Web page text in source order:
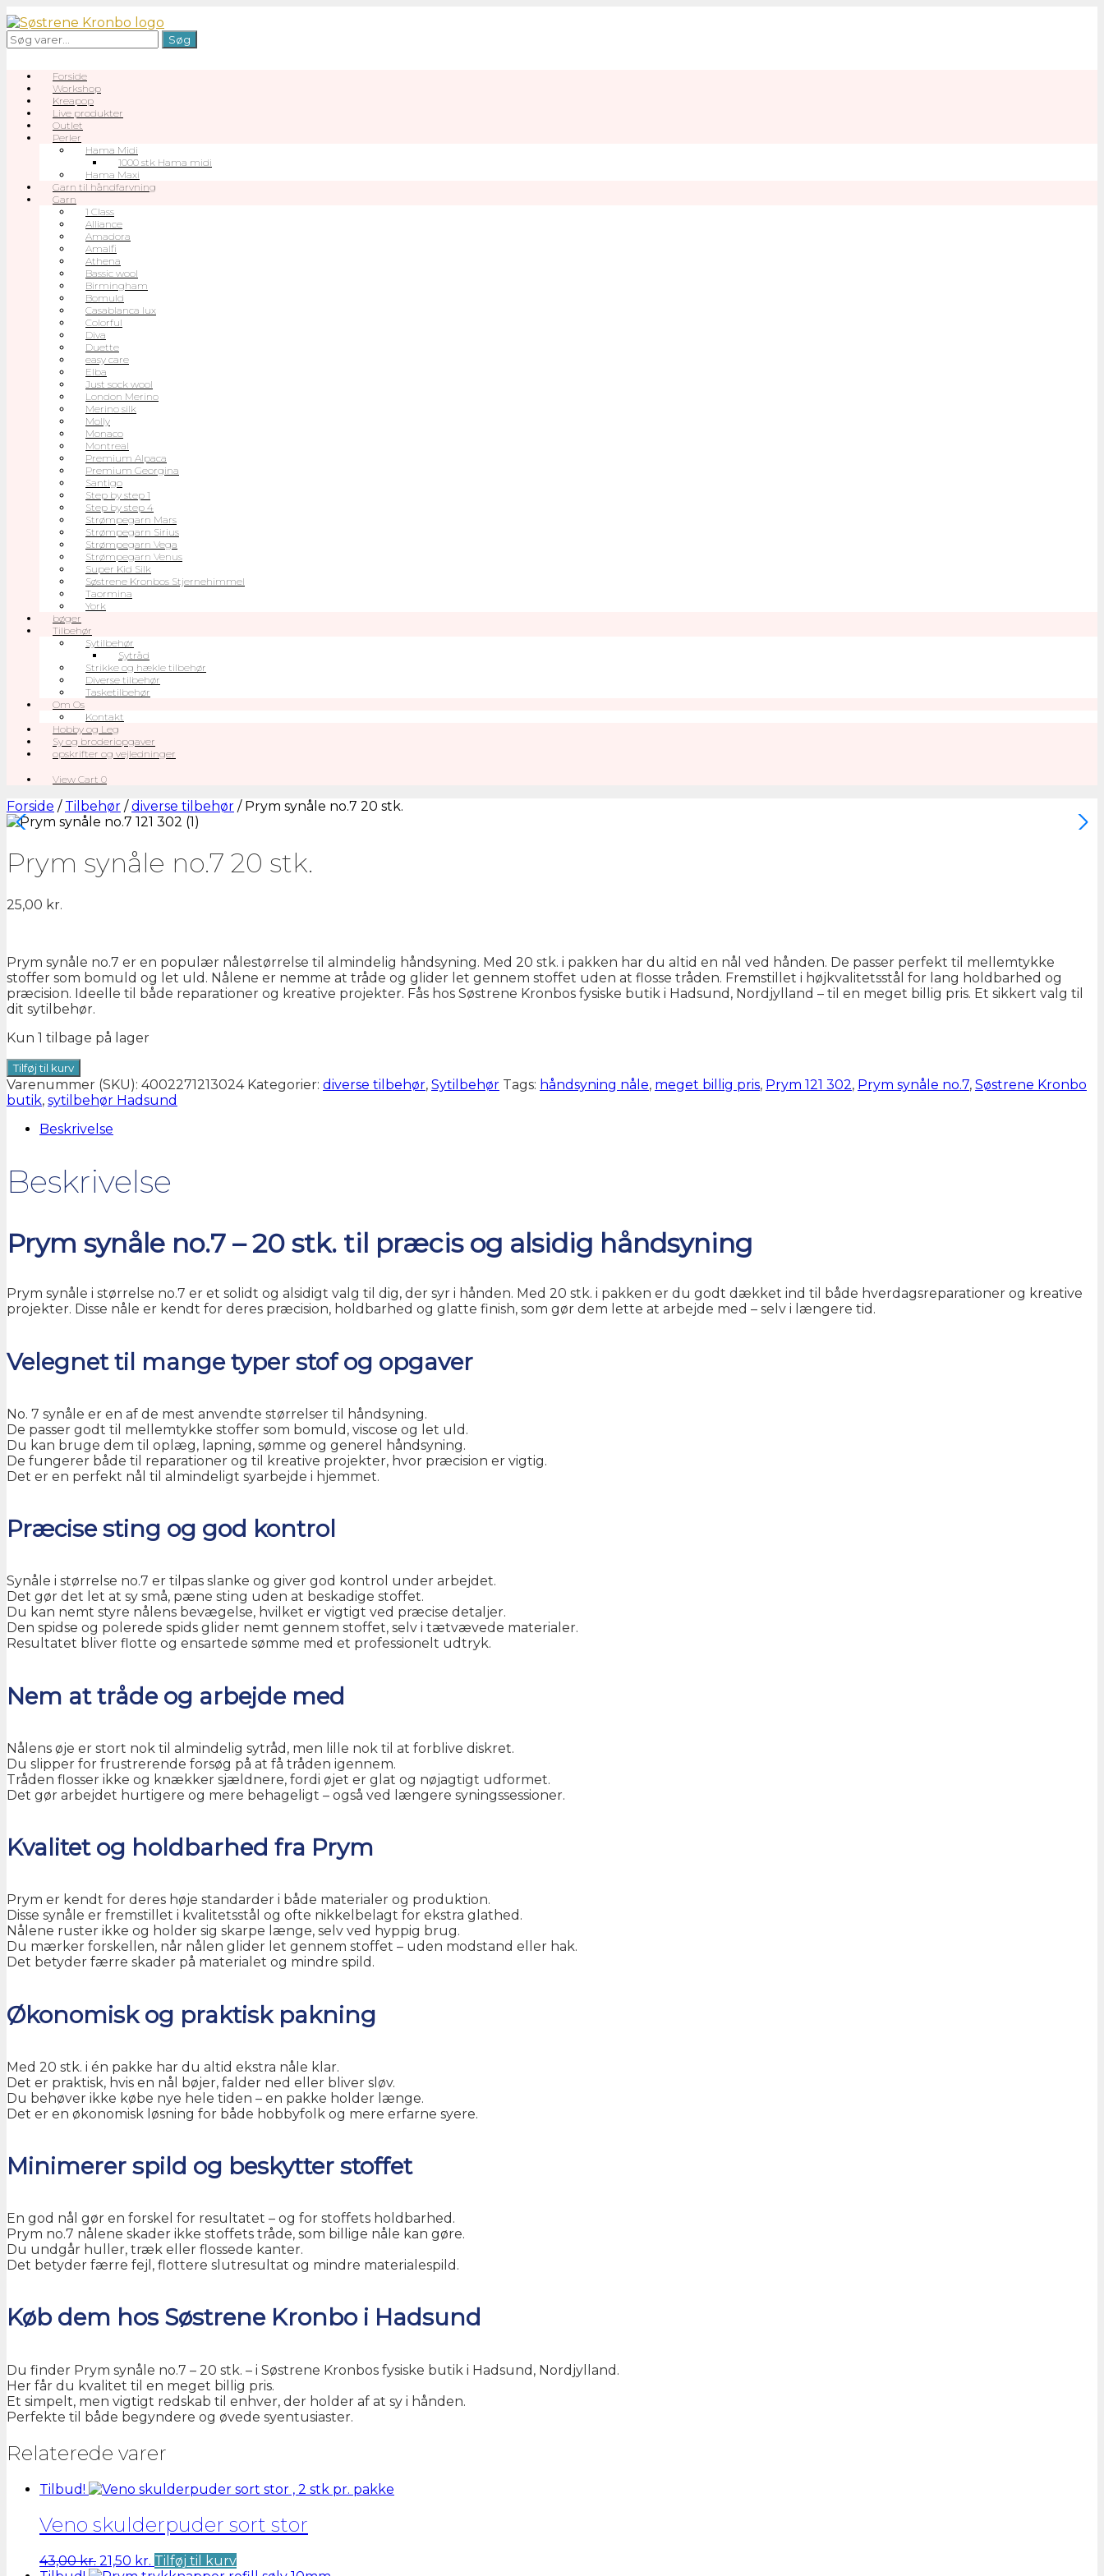
Gå
til
indhold
Søg
efter:
Søg
Forside
Workshop
Kreapop
Live produkter
Outlet
Perler
Hama Midi
1000 stk Hama midi
Hama Maxi
Garn til håndfarvning
Garn
1 Class
Alliance
Amadora
Amalfi
Athena
Bassic wool
Birmingham
Bomuld
Casablanca lux
Colorful
Diva
Duette
easy care
Elba
Just sock wool
London Merino
Merino silk
Molly
Monaco
Montreal
Premium Alpaca
Premium Georgina
Santigo
Step by step 1
Step by step 4
Strømpegarn Mars
Strømpegarn Sirius
Strømpegarn Vega
Strømpegarn Venus
Super Kid Silk
Søstrene Kronbos Stjernehimmel
Taormina
York
bøger
Tilbehør
Sytilbehør
Sytråd
Strikke og hækle tilbehør
Diverse tilbehør
Tasketilbehør
Om Os
Kontakt
Hobby og Leg
Sy og broderiopgaver
opskrifter og vejledninger
View
cart
View Cart 0
Forside / Tilbehør /diverse tilbehør / Prym synåle no.7 20 stk.
Prym synåle no.7 20 stk.
25,00 kr.
Prym synåle no.7 er en populær nålestørrelse til almindelig håndsyning. Med 20 stk. i pakken har du altid en nål ved hånden. De passer perfekt til mellemtykke
stoffer som bomuld og let uld. Nålene er nemme at tråde og glider let gennem stoffet uden at flosse tråden. Fremstillet i højkvalitetsstål for lang holdbarhed og
præcision. Ideelle til både reparationer og kreative projekter. Fås hos Søstrene Kronbos fysiske butik i Hadsund, Nordjylland – til en meget billig pris. Et sikkert valg til
dit sytilbehør.
Kun 1 tilbage på lager
Prym
synåle
no.7
stk.
Tilføj til kurv
Varenummer (SKU): 4002271213024 Kategorier: diverse tilbehør, Sytilbehør Tags: håndsyning nåle, meget billig pris, Prym 121 302, Prym synåle no.7, Søstrene Kronbo
butik, sytilbehør Hadsund
Beskrivelse
Beskrivelse
Prym synåle no.7 – 20 stk. til præcis og alsidig håndsyning
Prym synåle i størrelse no.7 er et solidt og alsidigt valg til dig, der syr i hånden. Med 20 stk. i pakken er du godt dækket ind til både hverdagsreparationer og kreative
projekter. Disse nåle er kendt for deres præcision, holdbarhed og glatte finish, som gør dem lette at arbejde med – selv i længere tid.
Velegnet til mange typer stof og opgaver
No. 7 synåle er en af de mest anvendte størrelser til håndsyning.
De passer godt til mellemtykke stoffer som bomuld, viscose og let uld.
Du kan bruge dem til oplæg, lapning, sømme og generel håndsyning.
De fungerer både til reparationer og til kreative projekter, hvor præcision er vigtig.
Det er en perfekt nål til almindeligt syarbejde i hjemmet.
Præcise sting og god kontrol
Synåle i størrelse no.7 er tilpas slanke og giver god kontrol under arbejdet.
Det gør det let at sy små, pæne sting uden at beskadige stoffet.
Du kan nemt styre nålens bevægelse, hvilket er vigtigt ved præcise detaljer.
Den spidse og polerede spids glider nemt gennem stoffet, selv i tætvævede materialer.
Resultatet bliver flotte og ensartede sømme med et professionelt udtryk.
Nem at tråde og arbejde med
Nålens øje er stort nok til almindelig sytråd, men lille nok til at forblive diskret.
Du slipper for frustrerende forsøg på at få tråden igennem.
Tråden flosser ikke og knækker sjældnere, fordi øjet er glat og nøjagtigt udformet.
Det gør arbejdet hurtigere og mere behageligt – også ved længere syningssessioner.
Kvalitet og holdbarhed fra Prym
Prym er kendt for deres høje standarder i både materialer og produktion.
Disse synåle er fremstillet i kvalitetsstål og ofte nikkelbelagt for ekstra glathed.
Nålene ruster ikke og holder sig skarpe længe, selv ved hyppig brug.
Du mærker forskellen, når nålen glider let gennem stoffet – uden modstand eller hak.
Det betyder færre skader på materialet og mindre spild.
Økonomisk og praktisk pakning
Med 20 stk. i én pakke har du altid ekstra nåle klar.
Det er praktisk, hvis en nål bøjer, falder ned eller bliver sløv.
Du behøver ikke købe nye hele tiden – en pakke holder længe.
Det er en økonomisk løsning for både hobbyfolk og mere erfarne syere.
Minimerer spild og beskytter stoffet
En god nål gør en forskel for resultatet – og for stoffets holdbarhed.
Prym no.7 nålene skader ikke stoffets tråde, som billige nåle kan gøre.
Du undgår huller, træk eller flossede kanter.
Det betyder færre fejl, flottere slutresultat og mindre materialespild.
Køb dem hos Søstrene Kronbo i Hadsund
Du finder Prym synåle no.7 – 20 stk. – i Søstrene Kronbos fysiske butik i Hadsund, Nordjylland.
Her får du kvalitet til en meget billig pris.
Et simpelt, men vigtigt redskab til enhver, der holder af at sy i hånden.
Perfekte til både begyndere og øvede syentusiaster.
Relaterede varer
Tilbud!
Veno skulderpuder sort stor
43,00kr. Den
21,50 kr. Den
Tilføj til kurv